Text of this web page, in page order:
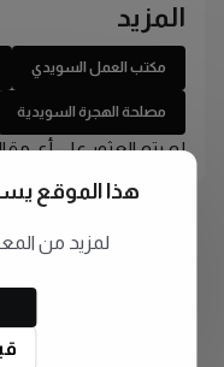
المزيد
مكتب العمل السويدي
مصلحة الهجرة السويدية
لم يتم العثور على أي
هذا الموقع
لمزيد من